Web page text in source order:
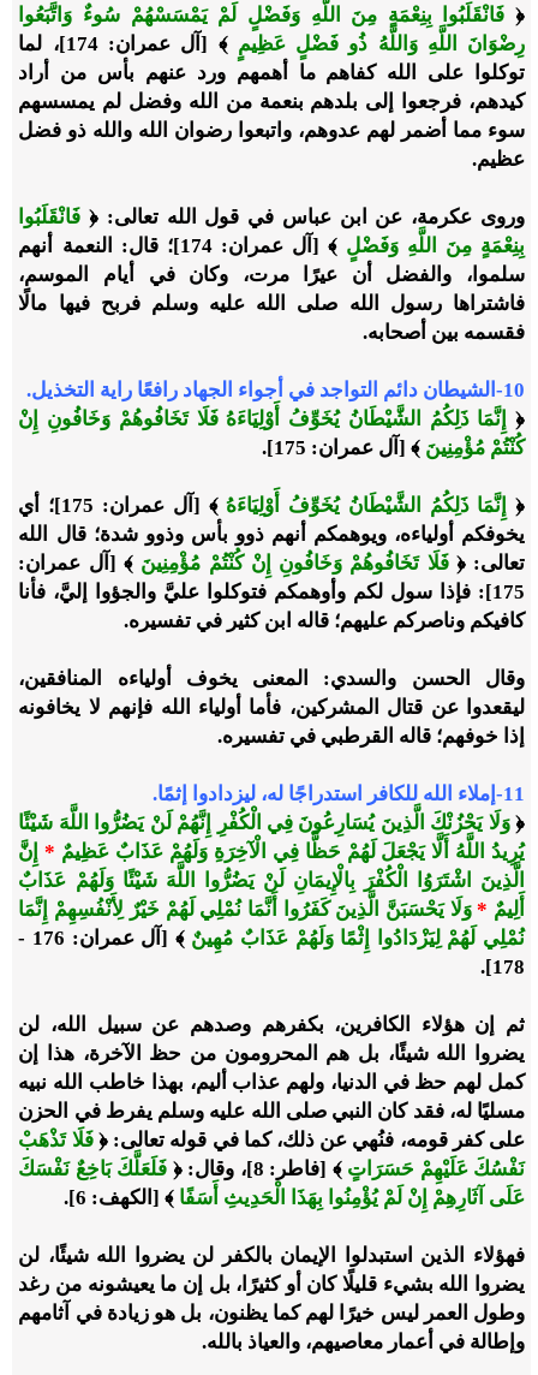
﴿ فَانْقَلَبُوا بِنِعْمَةٍ مِنَ اللَّهِ وَفَضْلٍ لَمْ يَمْسَسْهُمْ سُوءٌ وَاتَّبَعُوا
رِضْوَانَ اللَّهِ وَاللَّهُ ذُو فَضْلٍ عَظِيمٍ
﴾ [آل عمران: 174]، لما
توكلوا على الله كفاهم ما أهمهم ورد عنهم بأس من أراد
كيدهم، فرجعوا إلى بلدهم بنعمة من الله وفضل لم يمسسهم
سوء مما أضمر لهم عدوهم، واتبعوا رضوان الله والله ذو فضل
عظيم.
وروى عكرمة، عن ابن عباس في قول الله تعالى: ﴿ فَانْقَلَبُوا
بِنِعْمَةٍ مِنَ اللَّهِ وَفَضْلٍ
﴾ [آل عمران: 174]؛ قال: النعمة أنهم
سلموا، والفضل أن عيرًا مرت، وكان في أيام الموسم،
فاشتراها رسول الله صلى الله عليه وسلم فربح فيها مالًا
فقسمه بين أصحابه.
10-الشيطان دائم التواجد في أجواء الجهاد رافعًا راية التخذيل.
﴿ إِنَّمَا ذَلِكُمُ الشَّيْطَانُ يُخَوِّفُ أَوْلِيَاءَهُ فَلَا تَخَافُوهُمْ وَخَافُونِ إِنْ
كُنْتُمْ مُؤْمِنِينَ ﴾ [آل عمران: 175].
﴿ إِنَّمَا ذَلِكُمُ الشَّيْطَانُ يُخَوِّفُ أَوْلِيَاءَهُ
﴾ [آل عمران: 175]؛ أي
يخوفكم أولياءه، ويوهمكم أنهم ذوو بأس وذوو شدة؛ قال الله
تعالى: ﴿فَلَا تَخَافُوهُمْ وَخَافُونِ إِنْ كُنْتُمْ مُؤْمِنِينَ ﴾ [آل عمران:
175]: فإذا سول لكم وأوهمكم فتوكلوا عليَّ والجؤوا إليَّ، فأنا
كافيكم وناصركم عليهم؛ قاله ابن كثير في تفسيره.
وقال الحسن والسدي: المعنى يخوف أولياءه المنافقين،
ليقعدوا عن قتال المشركين، فأما أولياء الله فإنهم لا يخافونه
إذا خوفهم؛ قاله القرطبي في تفسيره.
11-إملاء الله للكافر استدراجًا له، ليزدادوا إثمًا.
﴿وَلَا يَحْزُنْكَ الَّذِينَ يُسَارِعُونَ فِي الْكُفْرِ إِنَّهُمْ لَنْ يَضُرُّوا اللَّهَ شَيْئًا
يُرِيدُ اللَّهُ أَلَّا يَجْعَلَ لَهُمْ حَظًّا فِي الْآخِرَةِ وَلَهُمْ عَذَابٌ عَظِيمٌ *إِنَّ
الَّذِينَ اشْتَرَوُا الْكُفْرَ بِالْإِيمَانِ لَنْ يَضُرُّوا اللَّهَ شَيْئًا وَلَهُمْ عَذَابٌ
أَلِيمٌ *وَلَا يَحْسَبَنَّ الَّذِينَ كَفَرُوا أَنَّمَا نُمْلِي لَهُمْ خَيْرٌ لِأَنْفُسِهِمْ إِنَّمَا
نُمْلِي لَهُمْ لِيَزْدَادُوا إِثْمًا وَلَهُمْ عَذَابٌ مُهِينٌ
﴾ [آل عمران: 176 -
178].
ثم إن هؤلاء الكافرين، بكفرهم وصدهم عن سبيل الله، لن
يضروا الله شيئًا، بل هم المحرومون من حظ الآخرة، هذا إن
كمل لهم حظ في الدنيا، ولهم عذاب أليم، بهذا خاطب الله نبيه
مسليًا له، فقد كان النبي صلى الله عليه وسلم يفرط في الحزن
على كفر قومه، فنُهي عن ذلك، كما في قوله تعالى: ﴿فَلَا تَذْهَبْ
نَفْسُكَ عَلَيْهِمْ حَسَرَاتٍ ﴾ [فاطر: 8]، وقال: ﴿
فَلَعَلَّكَ بَاخِعٌ نَفْسَكَ
عَلَى آثَارِهِمْ إِنْ لَمْ يُؤْمِنُوا بِهَذَا الْحَدِيثِ أَسَفًا ﴾ [الكهف: 6].
فهؤلاء الذين استبدلوا الإيمان بالكفر لن يضروا الله شيئًا، لن
يضروا الله بشيء قليلًا كان أو كثيرًا، بل إن ما يعيشونه من رغد
وطول العمر ليس خيرًا لهم كما يظنون، بل هو زيادة في آثامهم
وإطالة في أعمار معاصيهم، والعياذ بالله.